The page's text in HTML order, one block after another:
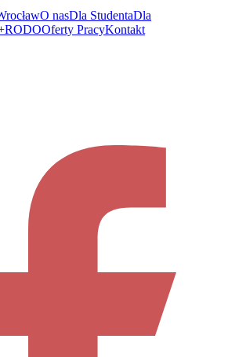
O nasDla StudentaDla
RODOOferty PracyKontakt